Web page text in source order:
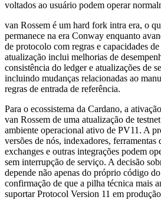
voltados ao usuário podem operar
van Rossem é um hard fork intra era, o
permanece na era Conway enquanto
de protocolo com regras e capacidades
atualização inclui melhorias de
consistência do ledger e atualizações de
incluindo mudanças relacionadas ao
regras de entrada de referência.
Para o ecossistema da Cardano, a
van Rossem de uma atualização de
ambiente operacional ativo de PV11. A
versões de nós, indexadores,
exchanges e outras integrações podem
sem interrupção de serviço. A decisão
depende não apenas do próprio código
confirmação de que a pilha técnica mais
suportar Protocol Version 11 em